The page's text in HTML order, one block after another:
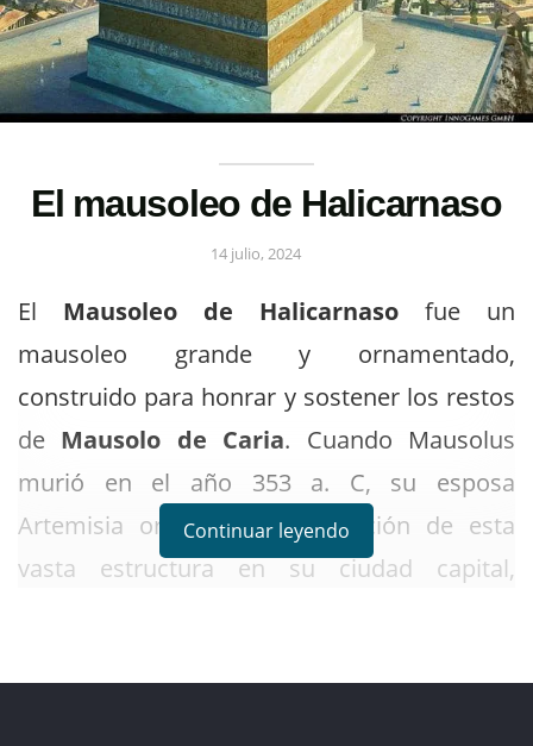
El mausoleo de Halicarnaso
14 julio, 2024
El Mausoleo de Halicarnaso fue un
mausoleo grande y ornamentado,
construido para honrar y sostener los restos
de Mausolo de Caria. Cuando Mausolus
murió en el año 353 a. C, su esposa
Artemisia ordenó la construcción de esta
vasta estructura en su ciudad capital,
Continuar leyendo